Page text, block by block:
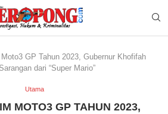
GP Tahun 2023, Gubernur Khofifah
dari “Super Mario”
Utama
MOTO3 GP TAHUN 2023,